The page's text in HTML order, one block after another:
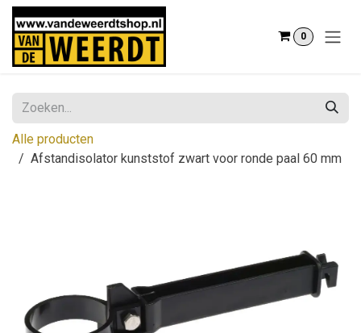
Overslaan naar inhoud
0
Alle producten
Afstandisolator kunststof zwart voor ronde paal 60 mm